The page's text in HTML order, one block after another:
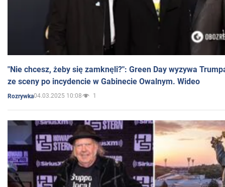
"Nie chcesz, żeby się zamknęli?": Green Day wyzywa
ze sceny po incydencie w Gabinecie Owalnym. Wideo
Rozrywka04.03.2025 10:08 1